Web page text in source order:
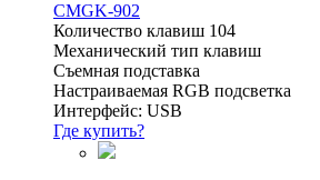
CMGK-902
Количество клавиш 104
Механический тип клавиш
Съемная подставка
Настраиваемая RGB подсветка
Интерфейс: USB
Где купить?